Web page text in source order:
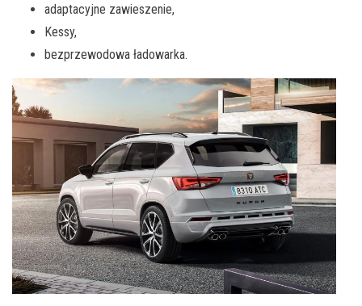
adaptacyjne zawieszenie,
Kessy,
bezprzewodowa ładowarka.